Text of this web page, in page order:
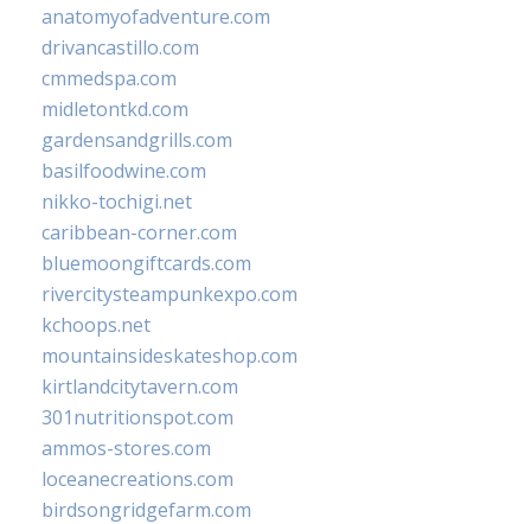
anatomyofadventure.com
drivancastillo.com
cmmedspa.com
midletontkd.com
gardensandgrills.com
basilfoodwine.com
nikko-tochigi.net
caribbean-corner.com
bluemoongiftcards.com
rivercitysteampunkexpo.com
kchoops.net
mountainsideskateshop.com
kirtlandcitytavern.com
301nutritionspot.com
ammos-stores.com
loceanecreations.com
birdsongridgefarm.com